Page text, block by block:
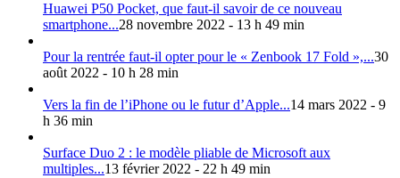
Huawei P50 Pocket, que faut-il savoir de ce nouveau
smartphone...28 novembre 2022 - 13 h 49 min
Pour la rentrée faut-il opter pour le « Zenbook 17 Fold »,...30
août 2022 - 10 h 28 min
Vers la fin de l’iPhone ou le futur d’Apple...14 mars 2022 - 9
h 36 min
Surface Duo 2 : le modèle pliable de Microsoft aux
multiples...13 février 2022 - 22 h 49 min